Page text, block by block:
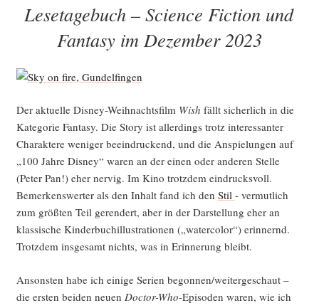
Fan­
im
Mai 2026“
Lesetagebuch – Science Fiction und
Fantasy im Dezember 2023
Der aktu­el­le Dis­ney-Weih­nachts­film Wish fällt sicher­lich in die
Kate­go­rie Fan­ta­sy. Die Sto­ry ist aller­dings trotz inter­es­san­ter
Cha­rak­te­re weni­ger beein­dru­ckend, und die Anspie­lun­gen auf
„100 Jah­re Dis­ney“ waren an der einen oder ande­ren Stel­le
(Peter Pan!) eher ner­vig. Im Kino trotz­dem ein­drucks­voll.
Bemer­kens­wer­ter als den Inhalt fand ich den Stil - ver­mut­lich
zum größ­ten Teil ger­en­dert, aber in der Dar­stel­lung eher an
klas­si­sche Kin­der­buch­il­lus­tra­tio­nen („water­co­lor“) erin­nernd.
Trotz­dem ins­ge­samt nichts, was in Erin­ne­rung bleibt.
Ansons­ten habe ich eini­ge Seri­en begonnen/weitergeschaut –
die ers­ten bei­den neu­en Doc­tor-Who-Epi­so­den waren, wie ich